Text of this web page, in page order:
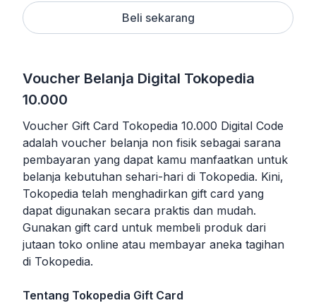
Beli sekarang
Voucher Belanja Digital Tokopedia
10.000
Voucher Gift Card Tokopedia 10.000 Digital Code
adalah voucher belanja non fisik sebagai sarana
pembayaran yang dapat kamu manfaatkan untuk
belanja kebutuhan sehari-hari di Tokopedia. Kini,
Tokopedia telah menghadirkan gift card yang
dapat digunakan secara praktis dan mudah.
Gunakan gift card untuk membeli produk dari
jutaan toko online atau membayar aneka tagihan
di Tokopedia.
Tentang Tokopedia Gift Card